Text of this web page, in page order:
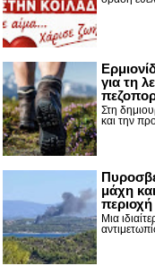
για τη
Στη
και την
μάχη
Μια